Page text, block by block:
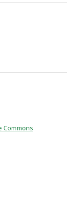
Commons